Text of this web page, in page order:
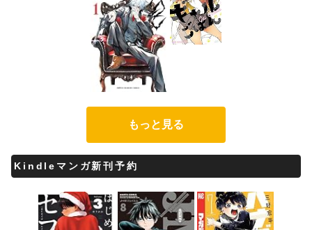
もっと見る
Kindleマンガ新刊予約